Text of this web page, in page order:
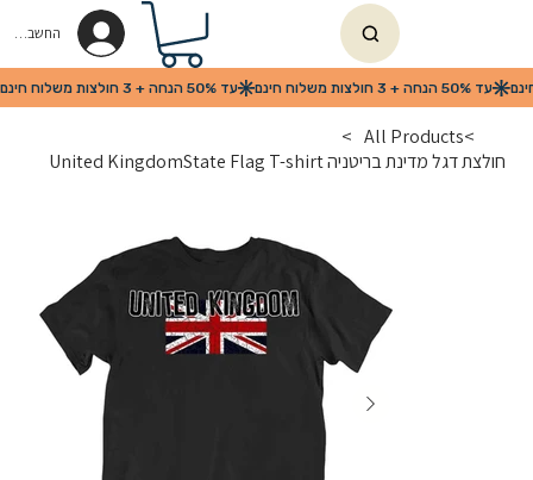
החשבון שלי
>
All Products
>
חולצת דגל מדינת בריטניה United KingdomState Flag T-shirt